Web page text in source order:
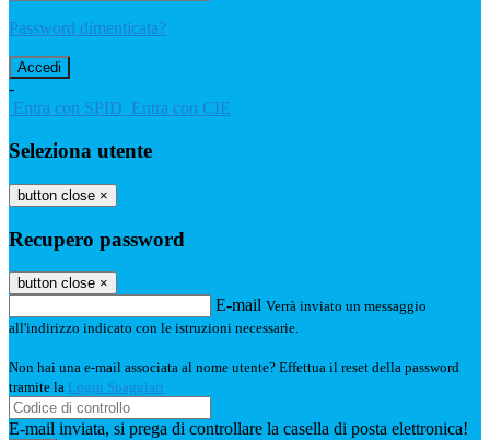
Password dimenticata?
-
Entra con SPID Entra con CIE
Seleziona utente
button close ×
Recupero password
button close ×
E-mail Verrà inviato un messaggio
all'indirizzo indicato con le istruzioni necessarie.
Non hai una e-mail associata al nome utente? Effettua il reset della password
tramite la Login Spaggiari
E-mail inviata, si prega di controllare la casella di posta elettronica!